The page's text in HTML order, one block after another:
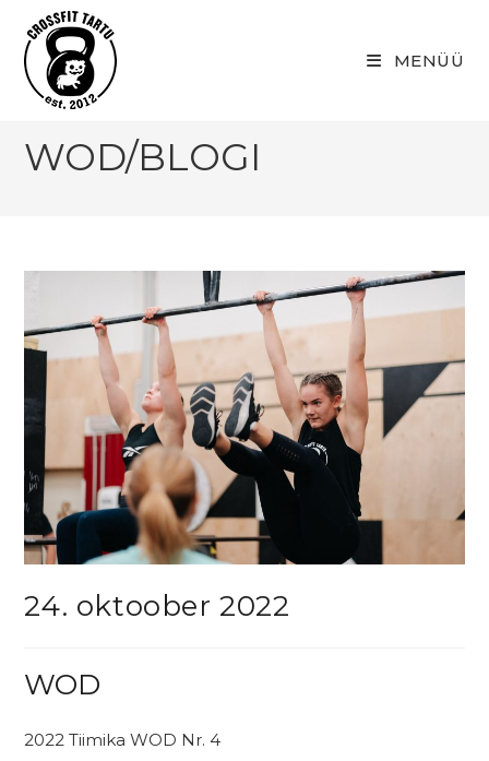
content
MENÜÜ
WOD/BLOGI
24. oktoober 2022
WOD
2022 Tiimika WOD Nr. 4